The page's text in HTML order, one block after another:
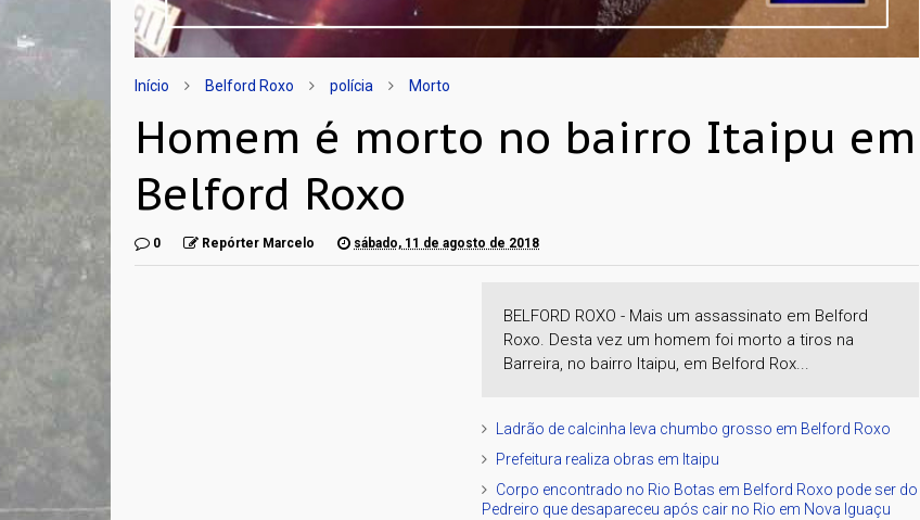
Início Belford Roxo polícia Morto
Homem é morto no bairro Itaipu em
Belford Roxo
0 Repórter Marcelo sábado, 11 de agosto de 2018
BELFORD ROXO - Mais um assassinato em Belford
Roxo. Desta vez um homem foi morto a tiros na
Barreira, no bairro Itaipu, em Belford Rox...
Ladrão de calcinha leva chumbo grosso em Belford Roxo
Prefeitura realiza obras em Itaipu
Corpo encontrado no Rio Botas em Belford Roxo pode ser do
Pedreiro que desapareceu após cair no Rio em Nova Iguaçu